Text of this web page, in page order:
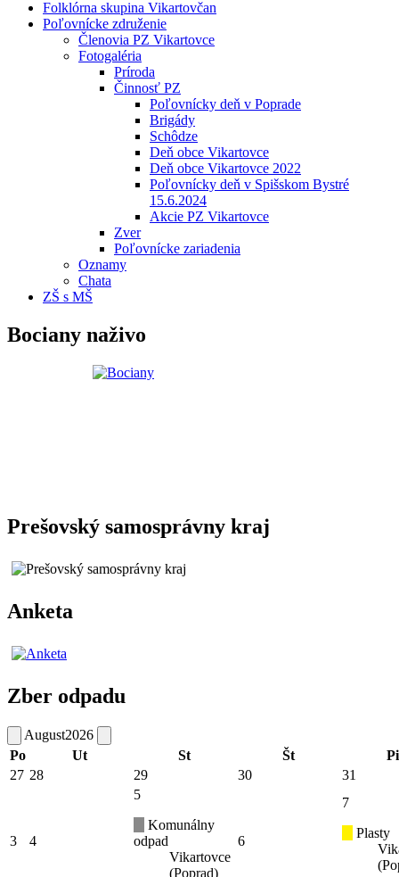
Folklórna skupina Vikartovčan
Poľovnícke združenie
Členovia PZ Vikartovce
Fotogaléria
Príroda
Činnosť PZ
Poľovnícky deň v Poprade
Brigády
Schôdze
Deň obce Vikartovce
Deň obce Vikartovce 2022
Poľovnícky deň v Spišskom Bystré
15.6.2024
Akcie PZ Vikartovce
Zver
Poľovnícke zariadenia
Oznamy
Chata
ZŠ s MŠ
Bociany naživo
Prešovský samosprávny kraj
Anketa
Zber odpadu
August2026
Po
Ut St Št
Pi
27 28 29 30 31
3 4
5
Komunálny
odpad
Vikartovce
(Poprad)
6
7
Plasty